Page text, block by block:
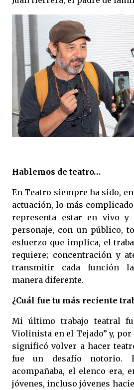
Hablemos de teatro…
En Teatro siempre ha sido,
actuación, lo más
representa estar en vivo
personaje, con un público,
esfuerzo que implica, el
requiere; concentración y
transmitir cada función
manera diferente.
¿Cuál fue tu más reciente
Mi último trabajo teatral
Violinista en el Tejado” y,
significó volver a hacer
fue un desafío notorio.
acompañaba, el elenco era,
jóvenes, incluso jóvenes